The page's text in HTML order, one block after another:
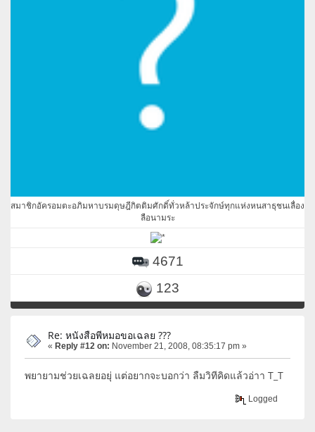
สมาชิกอัครอมตะอภิมหาบรมดุษฎีกิตติมศักดิ์ทั่วหล้าประจักษ์ทุกแห่งหนสาธุชนเลื่อง
ลือนามระ
4671
123
Re: หนังสือพีหมอขอเฉลย ???
« Reply #12 on: November 21, 2008, 08:35:17 pm »
พยายามช่วยเฉลยอยุ่ แต่อยากจะบอกว่า ลืมวิทีคิดแล้วอ่าา T_T
Logged